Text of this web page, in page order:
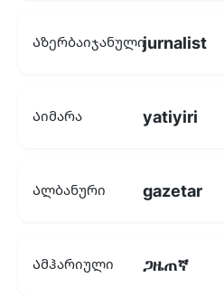
Აზერბაიჯანულიjurnalist
Აიმარა yatiyiri
Ალბანური gazetar
Ამჰარიული ጋዜጠኛ